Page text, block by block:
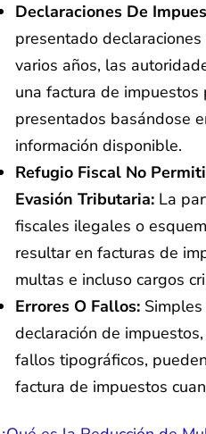
Declaraciones De
presentado
varios años, las
una factura de impuestos
presentados basándose
información disponible.
Refugio Fiscal No
Evasión Tributaria: La
fiscales ilegales o
resultar en facturas de
multas e incluso cargos
Errores O Fallos:
declaración de
fallos tipográficos,
factura de impuestos